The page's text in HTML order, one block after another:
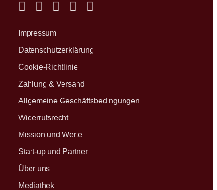
Impressum
Datenschutzerklärung
Cookie-Richtlinie
Zahlung & Versand
Allgemeine Geschäftsbedingungen
Widerrufsrecht
Mission und Werte
Start-up und Partner
Über uns
Mediathek